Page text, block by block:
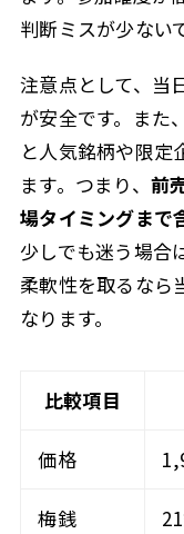
判断ミスが少ない
注意点として、当
が安全です。また
と人気銘柄や限定
ます。つまり、前
場タイミングまで
少しでも迷う場合
柔軟性を取るなら
なります。
比較項目
価格
梅銭